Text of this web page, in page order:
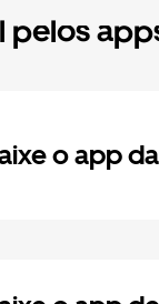
pelos
o app